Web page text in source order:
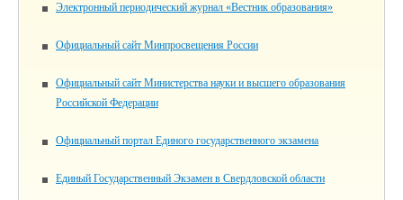
Электронный периодический журнал «Вестник образования»
Официальный сайт Минпросвещения России
Официальный сайт Министерства науки и высшего образования
Российской Федерации
Официальный портал Единого государственного экзамена
Единый Государственный Экзамен в Свердловской области